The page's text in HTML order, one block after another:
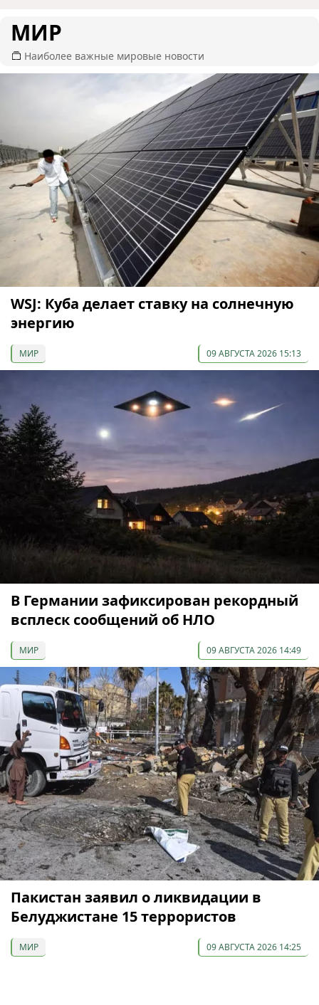
МИР
Наиболее важные мировые новости
WSJ: Куба делает ставку на солнечную
энергию
МИР 09 АВГУСТА 2026 15:13
В Германии зафиксирован рекордный
всплеск сообщений об НЛО
МИР 09 АВГУСТА 2026 14:49
Пакистан заявил о ликвидации в
Белуджистане 15 террористов
МИР 09 АВГУСТА 2026 14:25